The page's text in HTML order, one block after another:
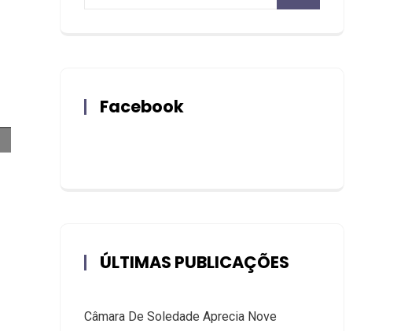
Facebook
ÚLTIMAS PUBLICAÇÕES
Câmara De Soledade Aprecia Nove